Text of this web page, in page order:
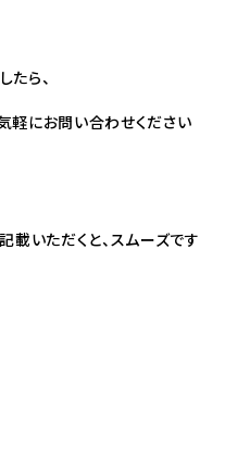
たら、
軽にお問い合わせください
載いただくと、スムーズです